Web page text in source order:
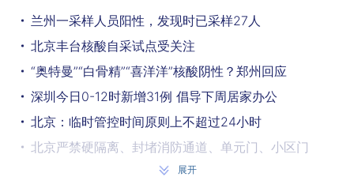
兰州一采样人员阳性，发现时已采样27人
北京丰台核酸自采试点受关注
“奥特曼”“白骨精”“喜洋洋”核酸阴性？郑州回应
深圳今日0-12时新增31例 倡导下周居家办公
北京：临时管控时间原则上不超过24小时
北京严禁硬隔离、封堵消防通道、单元门、小区门
北京今日0-15时新增1781例新冠 较昨日大幅下降
展开